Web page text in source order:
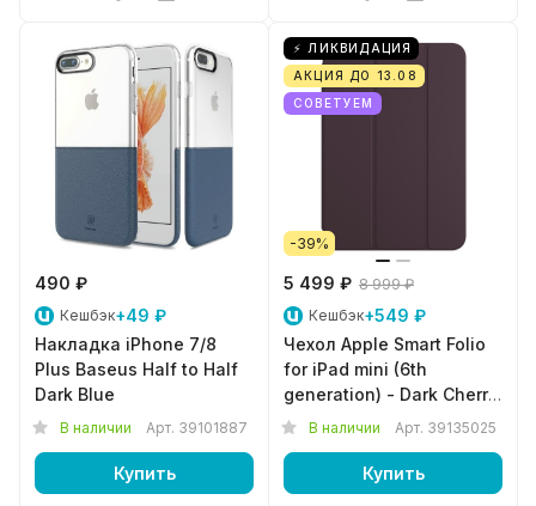
490 ₽
Кешбэк+49 ₽
Накладка iPhone 7/8
Plus Baseus Half to Half
Dark Blue
В наличии Арт. 39101887
Купить
⚡ ЛИКВИДАЦИЯ
АКЦИЯ ДО 13.08
СОВЕТУЕМ
-39%
5 499 ₽ 8 999 ₽
Кешбэк+549 ₽
Чехол Apple Smart Folio
for iPad mini (6th
generation) - Dark Cherry
MM6K3ZM/A
В наличии Арт. 39135025
Купить